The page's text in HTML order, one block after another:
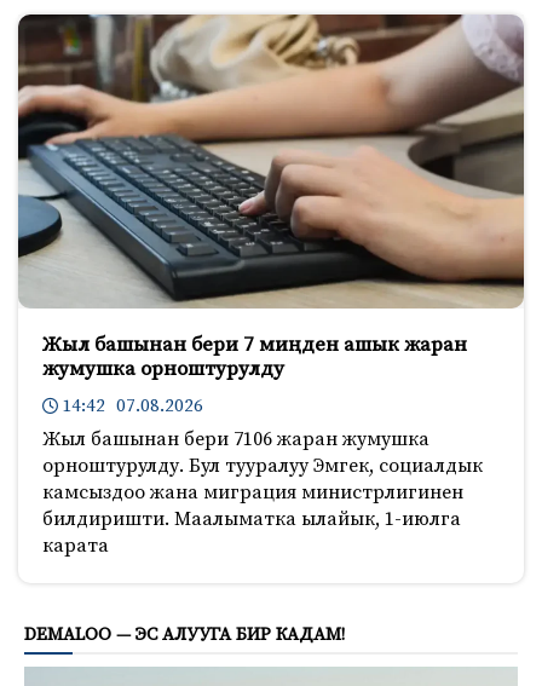
Жыл башынан бери 7 миңден ашык жаран
жумушка орноштурулду
14:42 07.08.2026
Жыл башынан бери 7106 жаран жумушка
орноштурулду. Бул тууралуу Эмгек, социалдык
камсыздоо жана миграция министрлигинен
билдиришти. Маалыматка ылайык, 1-июлга
карата
DEMALOO — ЭС АЛУУГА БИР КАДАМ!